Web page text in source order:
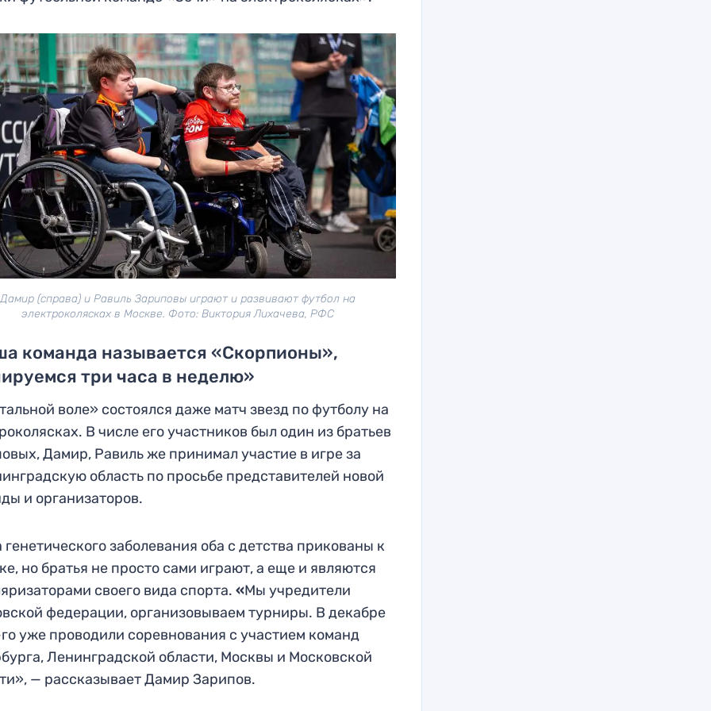
Дамир (справа) и Равиль Зариповы играют и развивают футбол на
электроколясках в Москве. Фото: Виктория Лихачева, РФС
команда называется «Скорпионы»,
три часа в неделю»
воле» состоялся даже матч звезд по футболу на
В числе его участников был один из братьев
Дамир, Равиль же принимал участие в игре за
область по просьбе представителей новой
и организаторов.
заболевания оба с детства прикованы к
но братья не просто сами играют, а еще и являются
своего вида спорта. «Мы учредители
федерации, организовываем турниры. В декабре
уже проводили соревнования с участием команд
Ленинградской области, Москвы и Московской
— рассказывает Дамир Зарипов.